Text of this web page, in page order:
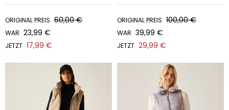
ORIGINAL PREIS 60,00 €
WAR 23,99 €
JETZT 17,99 €
ORIGINAL PREIS 100,00 €
WAR 39,99 €
JETZT 29,99 €